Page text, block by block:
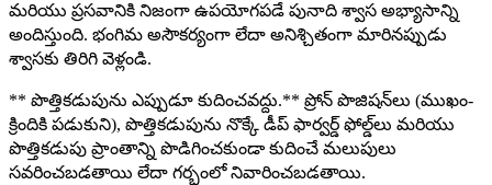
మరియు ప్రసవానికి నిజంగా ఉపయోగపడే పునాది శ్వాస అభ్యాసాన్ని
అందిస్తుంది. భంగిమ అసౌకర్యంగా లేదా అనిశ్చితంగా మారినప్పుడు
శ్వాసకు తిరిగి వెళ్లండి.
** పొత్తికడుపును ఎప్పుడూ కుదించవద్దు.** ప్రోన్ పొజిషన్‌లు (ముఖం-
క్రిందికి పడుకుని), పొత్తికడుపును నొక్కే డీప్ ఫార్వర్డ్ ఫోల్డ్‌లు మరియు
పొత్తికడుపు ప్రాంతాన్ని పొడిగించకుండా కుదించే మలుపులు
సవరించబడతాయి లేదా గర్భంలో నివారించబడతాయి.